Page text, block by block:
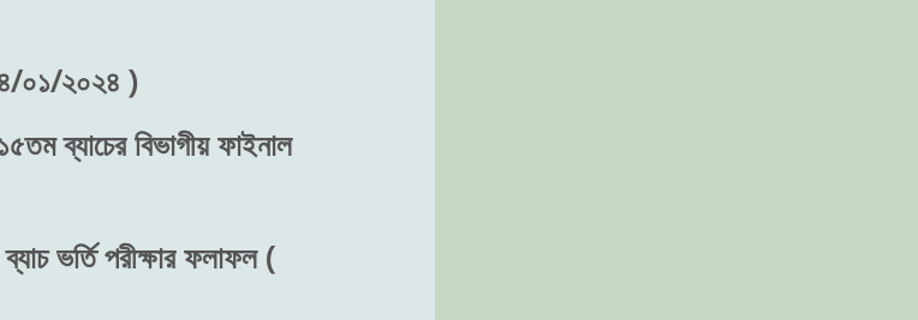
০১/২০২৪ )
ব্যাচের বিভাগীয় ফাইনাল
ভর্তি পরীক্ষার ফলাফল (